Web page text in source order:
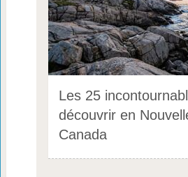
Les 25
découvrir en
Canada